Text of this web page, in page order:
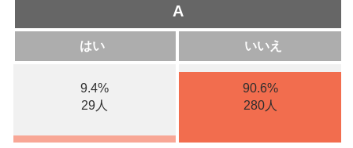
A
はい いいえ
9.4%
29人
90.6%
280人